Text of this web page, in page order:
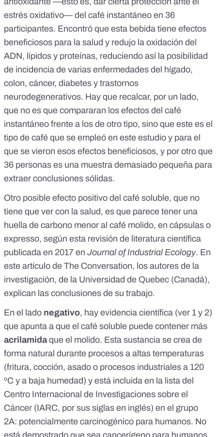
estrés oxidativo— del café instantáneo en 36
participantes. Encontró que esta bebida tiene efectos
beneficiosos para la salud y redujo la oxidación del
ADN, lípidos y proteínas, reduciendo así la posibilidad
de incidencia de varias enfermedades del hígado,
colon, cáncer, diabetes y trastornos
neurodegenerativos. Hay que recalcar, por un lado,
que no es que compararan los efectos del café
instantáneo frente a los de otro tipo, sino que este es el
tipo de café que se empleó en este estudio y para el
que se vieron esos efectos beneficiosos, y por otro que
36 personas es una muestra demasiado pequeña para
extraer conclusiones sólidas.
Otro posible efecto positivo del café soluble, que no
tiene que ver con la salud, es que parece tener una
huella de carbono menor al café molido, en cápsulas o
expresso, según esta revisión de literatura científica
publicada en 2017 en Journal of Industrial Ecology. En
este artículo de The Conversation, los autores de la
investigación, de la Universidad de Quebec (Canadá),
explican las conclusiones de su trabajo.
En el lado negativo, hay evidencia científica (ver 1 y 2)
que apunta a que el café soluble puede contener más
acrilamidaque el molido. Esta sustancia se crea de
forma natural durante procesos a altas temperaturas
(fritura, cocción, asado o procesos industriales a 120
ºC y a baja humedad) y está incluida en la lista del
Centro Internacional de Investigaciones sobre el
Cáncer (IARC, por sus siglas en inglés) en el grupo
2A: potencialmente carcinogénico para humanos. No